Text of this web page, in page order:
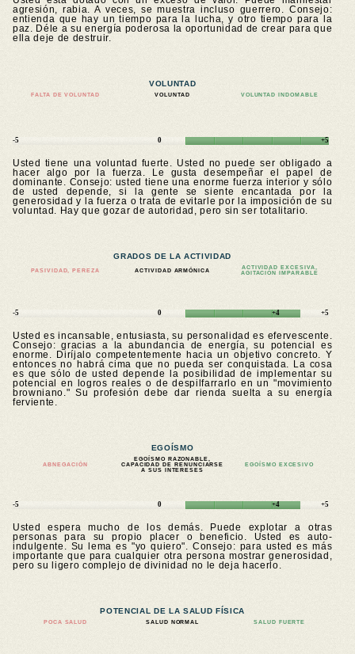
agresión, rabia. A veces, se muestra incluso guerrero. Consejo:
entienda que hay un tiempo para la lucha, y otro tiempo para la
paz. Déle a su energía poderosa la oportunidad de crear para que
ella deje de destruir.
VOLUNTAD
FALTA DE VOLUNTAD VOLUNTAD VOLUNTAD INDOMABLE
-5 0 +5
Usted tiene una voluntad fuerte. Usted no puede ser obligado a
hacer algo por la fuerza. Le gusta desempeñar el papel de
dominante. Consejo: usted tiene una enorme fuerza interior y sólo
de usted depende, si la gente se siente encantada por la
generosidad y la fuerza o trata de evitarle por la imposición de su
voluntad. Hay que gozar de autoridad, pero sin ser totalitario.
GRADOS DE LA ACTIVIDAD
PASIVIDAD, PEREZA ACTIVIDAD ARMÓNICA
ACTIVIDAD EXCESIVA,
AGITACIÓN IMPARABLE
-5 0 +4 +5
Usted es incansable, entusiasta, su personalidad es efervescente.
Consejo: gracias a la abundancia de energía, su potencial es
enorme. Diríjalo competentemente hacia un objetivo concreto. Y
entonces no habrá cima que no pueda ser conquistada. La cosa
es que sólo de usted depende la posibilidad de implementar su
potencial en logros reales o de despilfarrarlo en un "movimiento
browniano." Su profesión debe dar rienda suelta a su energía
ferviente.
EGOÍSMO
ABNEGACIÓN
EGOÍSMO RAZONABLE,
CAPACIDAD DE RENUNCIARSE
A SUS INTERESES
EGOÍSMO EXCESIVO
-5 0 +4 +5
Usted espera mucho de los demás. Puede explotar a otras
personas para su propio placer o beneficio. Usted es auto-
indulgente. Su lema es "yo quiero". Consejo: para usted es más
importante que para cualquier otra persona mostrar generosidad,
pero su ligero complejo de divinidad no le deja hacerlo.
POTENCIAL DE LA SALUD FÍSICA
POCA SALUD SALUD NORMAL SALUD FUERTE